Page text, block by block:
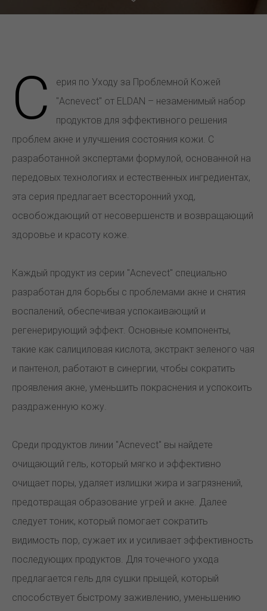
С
ерия по Уходу за Проблемной Кожей
"Acnevect" от ELDAN – незаменимый набор
продуктов для эффективного решения
проблем акне и улучшения состояния кожи. С
разработанной экспертами формулой, основанной на
передовых технологиях и естественных ингредиентах,
эта серия предлагает всесторонний уход,
освобождающий от несовершенств и возвращающий
здоровье и красоту коже.
Каждый продукт из серии "Acnevect" специально
разработан для борьбы с проблемами акне и снятия
воспалений, обеспечивая успокаивающий и
регенерирующий эффект. Основные компоненты,
такие как салициловая кислота, экстракт зеленого чая
и пантенол, работают в синергии, чтобы сократить
проявления акне, уменьшить покраснения и успокоить
раздраженную кожу.
Среди продуктов линии "Acnevect" вы найдете
очищающий гель, который мягко и эффективно
очищает поры, удаляет излишки жира и загрязнений,
предотвращая образование угрей и акне. Далее
следует тоник, который помогает сократить
видимость пор, сужает их и усиливает эффективность
последующих продуктов. Для точечного ухода
предлагается гель для сушки прыщей, который
способствует быстрому заживлению, уменьшению